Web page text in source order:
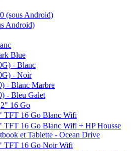
(sous Android)
Android)
Blue
- Blanc
- Noir
- Blanc Marbre
- Bleu Galet
16 Go
TFT 16 Go Blanc Wifi
TFT 16 Go Blanc Wifi + HP Housse
et Tablette - Ocean Drive
TFT 16 Go Noir Wifi